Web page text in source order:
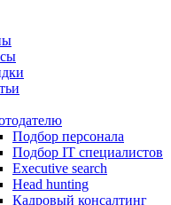
Подбор персонала
Подбор IT специалистов
Еxecutive search
Head hunting
Кадровый консалтинг